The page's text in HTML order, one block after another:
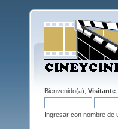
Bienvenido(a), Visitante
Ingresar con nombre de